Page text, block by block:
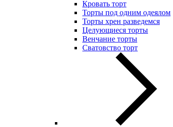
Кровать торт
Торты под одним одеялом
Торты хрен разведемся
Целующиеся торты
Венчание торты
Сватовство торт